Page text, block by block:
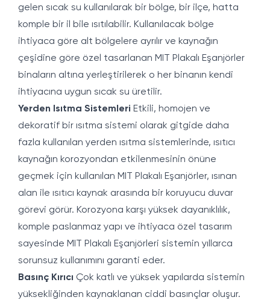
gelen sıcak su kullanılarak bir bölge, bir ilçe, hatta
komple bir il bile ısıtılabilir. Kullanılacak bölge
ihtiyaca göre alt bölgelere ayrılır ve kaynağın
çeşidine göre özel tasarlanan MIT Plakalı Eşanjörler
binaların altına yerleştirilerek o her binanın kendi
ihtiyacına uygun sıcak su üretilir.
Yerden Isıtma Sistemleri Etkili, homojen ve
dekoratif bir ısıtma sistemi olarak gitgide daha
fazla kullanılan yerden ısıtma sistemlerinde, ısıtıcı
kaynağın korozyondan etkilenmesinin önüne
geçmek için kullanılan MIT Plakalı Eşanjörler, ısınan
alan ile ısıtıcı kaynak arasında bir koruyucu duvar
görevi görür. Korozyona karşı yüksek dayanıklılık,
komple paslanmaz yapı ve ihtiyaca özel tasarım
sayesinde MIT Plakalı Eşanjörleri sistemin yıllarca
sorunsuz kullanımını garanti eder.
Basınç Kırıcı Çok katlı ve yüksek yapılarda sistemin
yüksekliğinden kaynaklanan ciddi basınçlar oluşur.